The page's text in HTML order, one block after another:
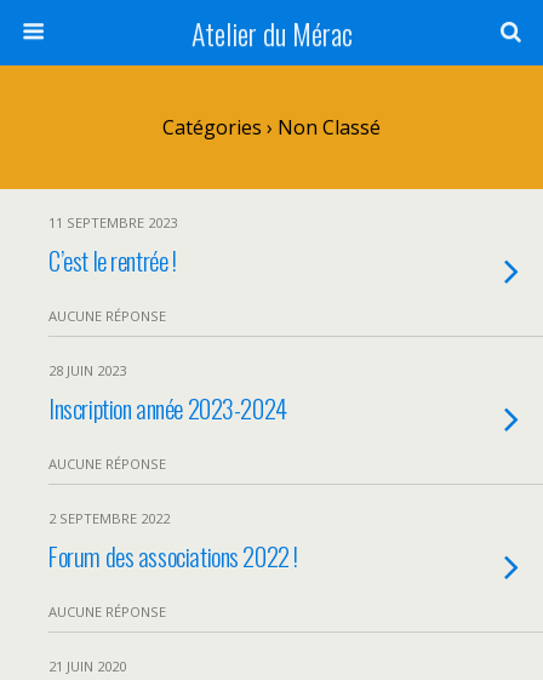
Atelier du Mérac
Catégories › Non Classé
11 SEPTEMBRE 2023
C’est le rentrée !
AUCUNE RÉPONSE
28 JUIN 2023
Inscription année 2023-2024
AUCUNE RÉPONSE
2 SEPTEMBRE 2022
Forum des associations 2022 !
AUCUNE RÉPONSE
21 JUIN 2020